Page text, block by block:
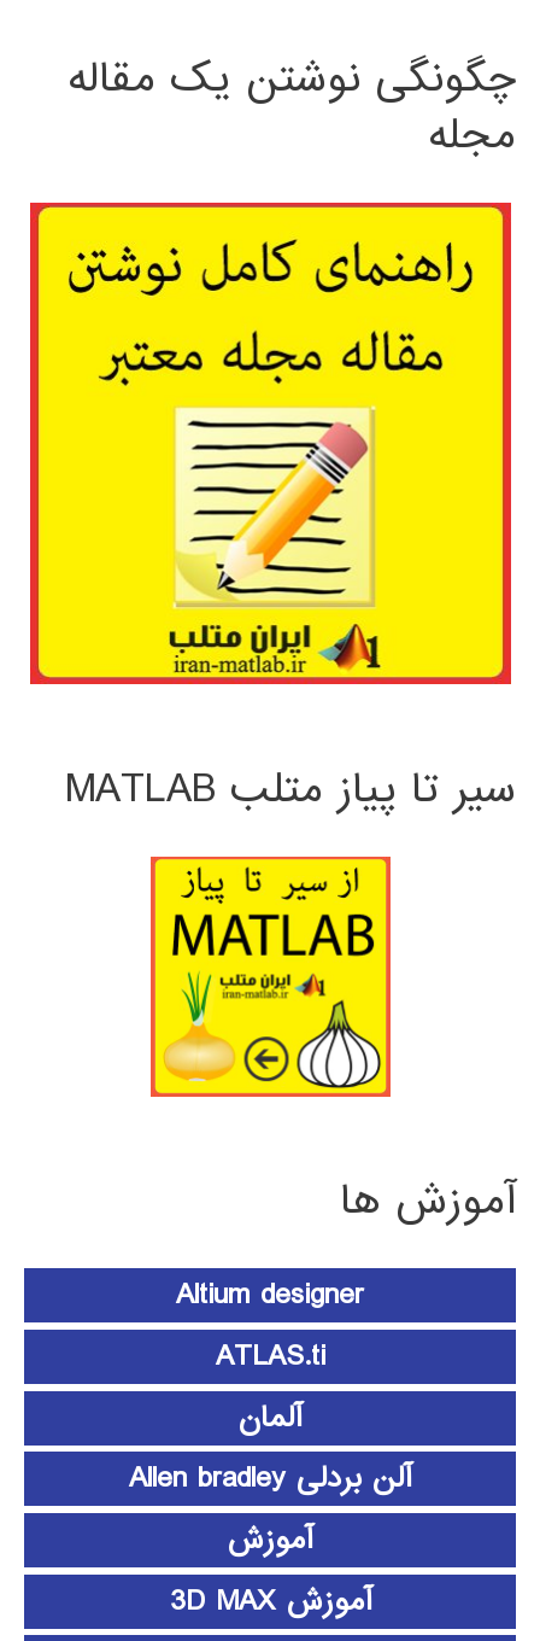
چگونگی نوشتن یک مقاله
مجله
سیر تا پیاز متلب MATLAB
آموزش ها
Altium designer
ATLAS.ti
آلمان
آلن بردلی Allen bradley
آموزش
آموزش 3D MAX